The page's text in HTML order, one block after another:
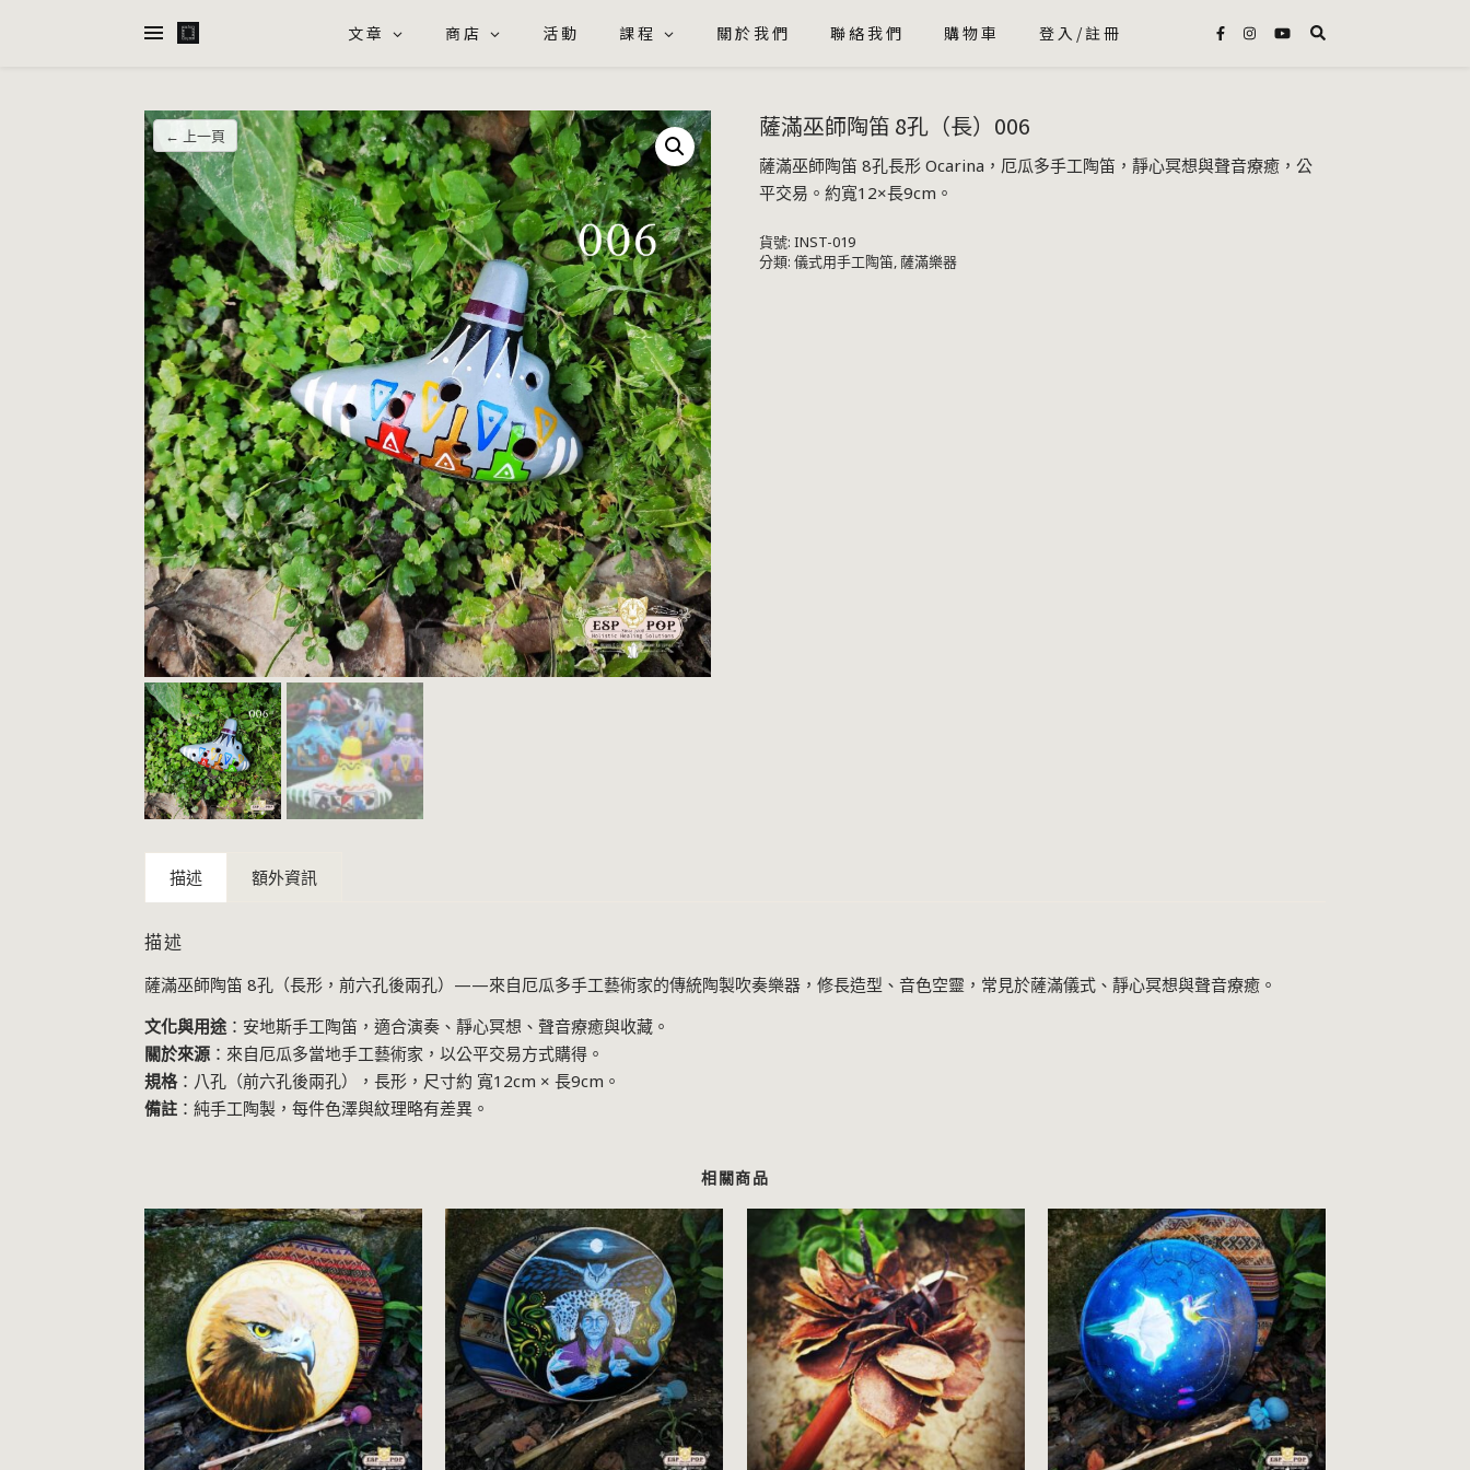
文章 商店 活動 課程 關於我們 聯絡我們 購物車 登入/註冊
← 上一頁 薩滿巫師陶笛 8孔（長）006
薩滿巫師陶笛 8孔長形 Ocarina，厄瓜多手工陶笛，靜心冥想與聲音療癒，公
平交易。約寬12×長9cm。
貨號: INST-019
分類: 儀式用手工陶笛,薩滿樂器
描述 額外資訊
描述
薩滿巫師陶笛 8孔（長形，前六孔後兩孔）——來自厄瓜多手工藝術家的傳統陶製吹奏樂器，修長造型、音色空靈，常見於薩滿儀式、靜心冥想與聲音療癒。
文化與用途 ：安地斯手工陶笛，適合演奏、靜心冥想、聲音療癒與收藏。
關於來源 ：來自厄瓜多當地手工藝術家，以公平交易方式購得。
規格：八孔（前六孔後兩孔），長形，尺寸約 寬12cm × 長9cm。
備註 ：純手工陶製，每件色澤與紋理略有差異。
相關商品